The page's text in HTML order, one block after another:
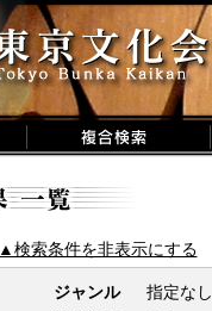
▲検索条件を非表示にする
ジャンル
指定なし